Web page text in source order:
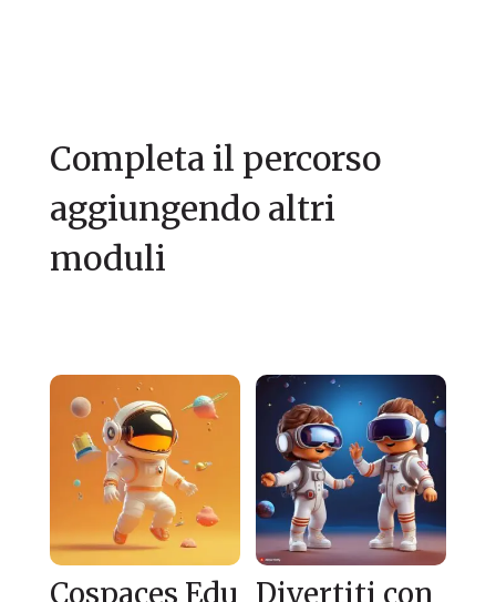
Completa il percorso
aggiungendo altri
moduli
Cospaces Edu Divertiti con